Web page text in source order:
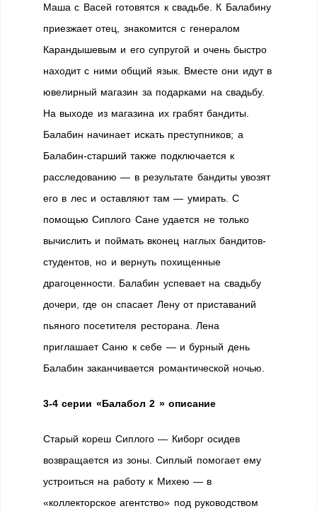
Маша с Васей готовятся к свадьбе. К Балабину
приезжает отец, знакомится с генералом
Карандышевым и его супругой и очень быстро
находит с ними общий язык. Вместе они идут в
ювелирный магазин за подарками на свадьбу.
На выходе из магазина их грабят бандиты.
Балабин начинает искать преступников; а
Балабин-старший также подключается к
расследованию — в результате бандиты увозят
его в лес и оставляют там — умирать. С
помощью Сиплого Сане удается не только
вычислить и поймать вконец наглых бандитов-
студентов, но и вернуть похищенные
драгоценности. Балабин успевает на свадьбу
дочери, где он спасает Лену от приставаний
пьяного посетителя ресторана. Лена
приглашает Саню к себе — и бурный день
Балабин заканчивается романтической ночью.
3-4 серии «Балабол 2 » описание
Старый кореш Сиплого — Киборг осидев
возвращается из зоны. Сиплый помогает ему
устроиться на работу к Михею — в
«коллекторское агентство» под руководством